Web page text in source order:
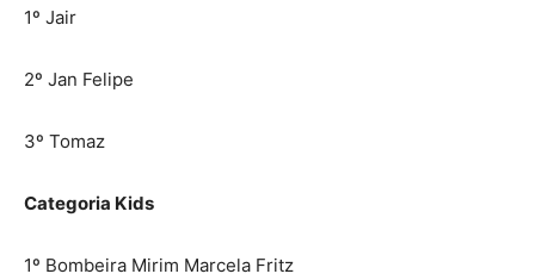
1º Jair
2º Jan Felipe
3º Tomaz
Categoria Kids
1º Bombeira Mirim Marcela Fritz